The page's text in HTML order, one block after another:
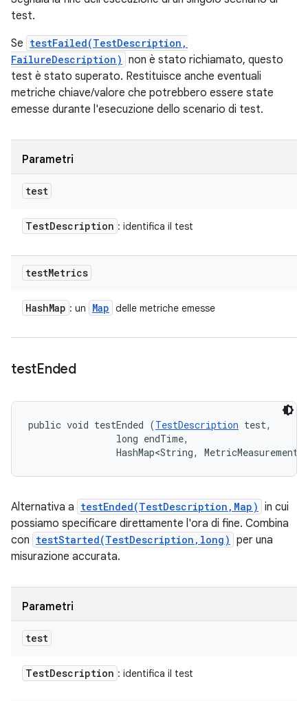
test.
Se testFailed(TestDescription,
FailureDescription) non è stato richiamato, questo
test è stato superato. Restituisce anche eventuali
metriche chiave/valore che potrebbero essere state
emesse durante l'esecuzione dello scenario di test.
Parametri
test
TestDescription : identifica il test
testMetrics
HashMap : un Map delle metriche emesse
testEnded
public void testEnded (TestDescription test,
                long endTime,
HashMap<String,
Alternativa a testEnded(TestDescription,Map) in cui
possiamo specificare direttamente l'ora di fine. Combina
con testStarted(TestDescription,long) per una
misurazione accurata.
Parametri
test
TestDescription : identifica il test